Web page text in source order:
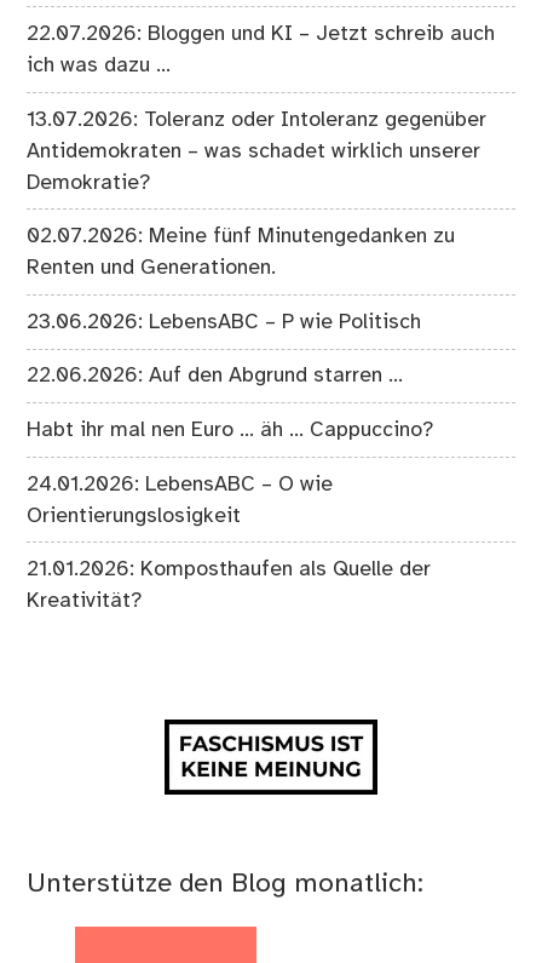
22.07.2026: Bloggen und KI – Jetzt schreib auch
ich was dazu …
13.07.2026: Toleranz oder Intoleranz gegenüber
Antidemokraten – was schadet wirklich unserer
Demokratie?
02.07.2026: Meine fünf Minutengedanken zu
Renten und Generationen.
23.06.2026: LebensABC – P wie Politisch
22.06.2026: Auf den Abgrund starren …
Habt ihr mal nen Euro … äh … Cappuccino?
24.01.2026: LebensABC – O wie
Orientierungslosigkeit
21.01.2026: Komposthaufen als Quelle der
Kreativität?
Unterstütze den Blog monatlich: